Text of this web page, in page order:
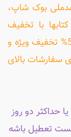
بوک شاپ،
با تخفیف
انجام می شود و کلیه کتاب ها تا سقف 50% تخفیف ویژه و
سفارشات بالای
حداکثر دو روز
تعطیل باشه